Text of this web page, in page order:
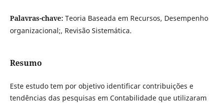
Palavras-chave: Teoria Baseada em Recursos, Desempenho
organizacional;, Revisão Sistemática.
Resumo
Este estudo tem por objetivo identificar contribuições e
tendências das pesquisas em Contabilidade que utilizaram